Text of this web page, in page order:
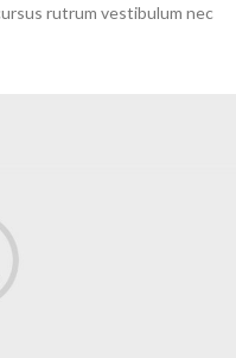
rutrum vestibulum nec